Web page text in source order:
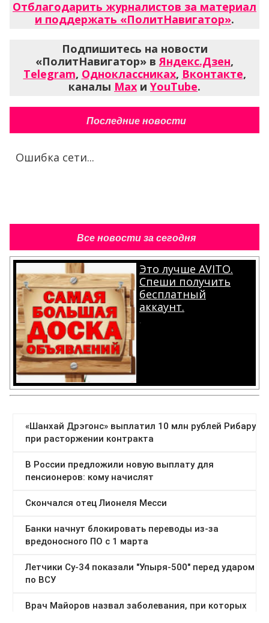
Отблагодарить журналистов за материал
и поддержать «ПолитНавигатор».
Подпишитесь на новости
«ПолитНавигатор» вЯндекс.Дзен,
Telegram, Одноклассниках, Вконтакте,
каналы Max и YouTube.
Последние новости
Ошибка сети...
Все новости за сегодня
Это лучше AVITO.
Спеши получить
бесплатный
аккаунт.
.